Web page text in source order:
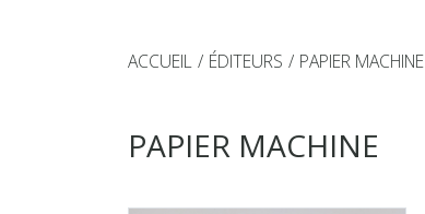
ACCUEIL ÉDITEURS PAPIER MACHINE
PAPIER MACHINE